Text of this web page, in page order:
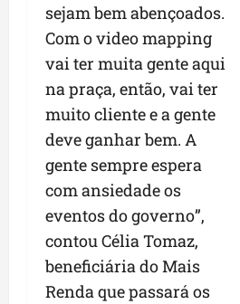
sejam bem abençoados.
Com o video mapping
vai ter muita gente aqui
na praça, então, vai ter
muito cliente e a gente
deve ganhar bem. A
gente sempre espera
com ansiedade os
eventos do governo”,
contou Célia Tomaz,
beneficiária do Mais
Renda que passará os